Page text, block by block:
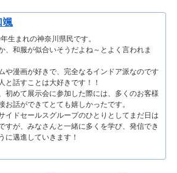
颯
生まれの神奈川県民です。
、和服が似合いそうだよね～とよく言われま
や漫画が好きで、完全なるインドア派なのです
と話すことは大好きです！！
初めて展示会に参加した際には、多くのお客様
お話ができてとても嬉しかったです。
イドセールスグループのひとりとしてまだ日は
すが、みなさんと一緒に多くを学び、発信でき
に邁進していきます！